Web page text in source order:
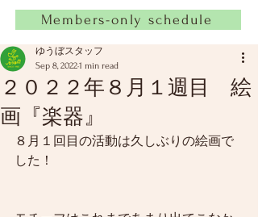
Members-only schedule
２０２２年８月１週目 絵
画『楽器』
ゆうぼスタッフ
Sep 8, 20221 min read
８月１回目の活動は久しぶりの絵画で
した！